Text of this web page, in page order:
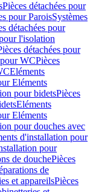
Pièces détachées pour
pour ParoisSystèmes
détachées pour
l'isolation
détachées pour
WCPièces
Eléments
Eléments
pour bidetsPièces
Eléments
Eléments
pour douches avec
d'installation pour
pour
de douchePièces
de
et appareilsPièces